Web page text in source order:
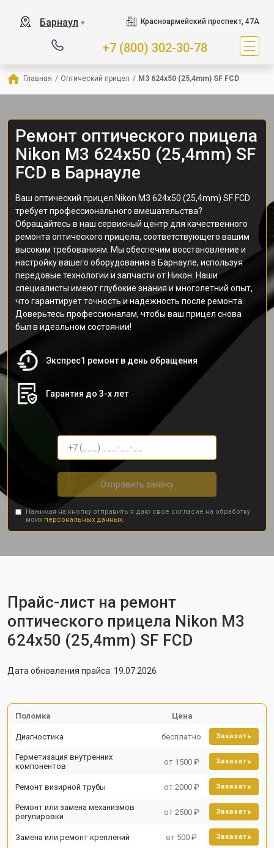
Барнаул ▼ Красноармейский проспект, 47А
+7 (800) 302-30-78
Главная / Оптический прицел / M3 624x50 (25,4mm) SF FCD
Ремонт оптического прицела
Nikon M3 624x50 (25,4mm) SF
FCD в Барнауле
Ваш оптический прицел Nikon M3 624x50 (25,4mm) SF FCD
требует профессионального вмешательства?
Обращайтесь в наш сервисный центр для качественного
ремонта оптического прицела, соответствующего вашим
высоким требованиям. Мы обеспечим восстановление и
настройку вашего оборудования в Барнауле, используя
передовые технологии и запчасти от Никон. Наши
специалисты имеют глубокие знания и многолетний опыт,
что гарантирует точность и надежность после ремонта.
Доверьтесь профессионалам, чтобы ваш прицел снова
был в идеальном состоянии!
Экспрес1 ремонт в день обращения
Гарантия до 3-х лет
Отправить заявку
Нажимая на кнопку отправить я даю свое согласие на обработку
моих персональных данных.
Прайс-лист на ремонт
оптического прицела Nikon M3
624x50 (25,4mm) SF FCD
Дата обновления прайса: 19.07.2026
Поломка Цена
Диагностика бесплатно Заказать
Герметизация внутренних
компонентов
от 1500 ₽ Заказать
Ремонт визирной трубы от 2000 ₽ Заказать
Ремонт или замена механизмов
регулировки
от 2500 ₽ Заказать
Замена или ремонт креплений от 500 ₽ Заказать